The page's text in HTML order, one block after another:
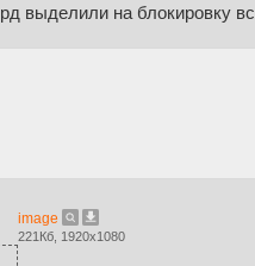
выделили на блокировку
image
221Кб, 1920x1080